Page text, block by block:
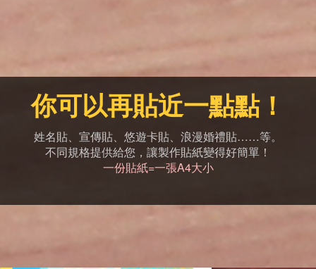
你可以再貼近一點點！
姓名貼、宣傳貼、悠遊卡貼、浪漫婚禮貼……等。
不同規格提供給您，讓製作貼紙變得好簡單！
一份貼紙=一張A4大小